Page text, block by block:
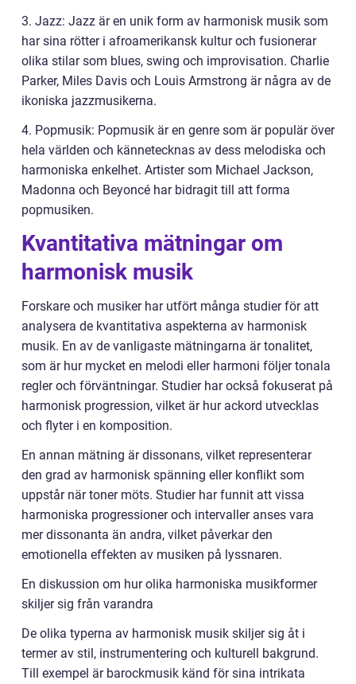
3. Jazz: Jazz är en unik form av harmonisk musik som
har sina rötter i afroamerikansk kultur och fusionerar
olika stilar som blues, swing och improvisation. Charlie
Parker, Miles Davis och Louis Armstrong är några av de
ikoniska jazzmusikerna.
4. Popmusik: Popmusik är en genre som är populär över
hela världen och kännetecknas av dess melodiska och
harmoniska enkelhet. Artister som Michael Jackson,
Madonna och Beyoncé har bidragit till att forma
popmusiken.
Kvantitativa mätningar om
harmonisk musik
Forskare och musiker har utfört många studier för att
analysera de kvantitativa aspekterna av harmonisk
musik. En av de vanligaste mätningarna är tonalitet,
som är hur mycket en melodi eller harmoni följer tonala
regler och förväntningar. Studier har också fokuserat på
harmonisk progression, vilket är hur ackord utvecklas
och flyter i en komposition.
En annan mätning är dissonans, vilket representerar
den grad av harmonisk spänning eller konflikt som
uppstår när toner möts. Studier har funnit att vissa
harmoniska progressioner och intervaller anses vara
mer dissonanta än andra, vilket påverkar den
emotionella effekten av musiken på lyssnaren.
En diskussion om hur olika harmoniska musikformer
skiljer sig från varandra
De olika typerna av harmonisk musik skiljer sig åt i
termer av stil, instrumentering och kulturell bakgrund.
Till exempel är barockmusik känd för sina intrikata